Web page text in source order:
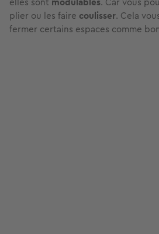
plier ou les faire coulisser. Cela
fermer certains espaces comme